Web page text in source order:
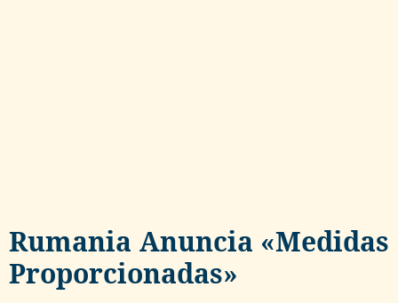
Rumania Anuncia «medidas
Proporcionadas»